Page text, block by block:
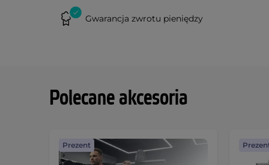
Gwarancja zwrotu pieniędzy
Polecane akcesoria
Prezent